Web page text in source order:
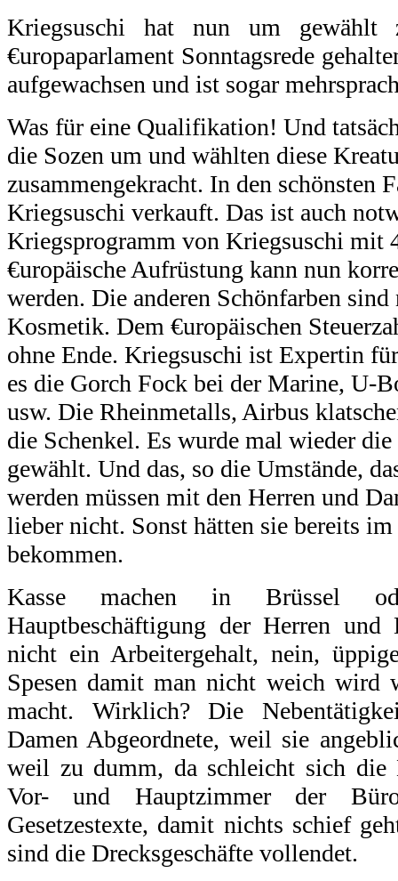
Kriegsuschi hat nun um gewählt
€uropaparlament Sonntagsrede
aufgewachsen und ist sogar
Was für eine Qualifikation! Und
die Sozen um und wählten diese
zusammengekracht. In den schönsten
Kriegsuschi verkauft. Das ist auch
Kriegsprogramm von Kriegsuschi mit
€uropäische Aufrüstung kann nun
werden. Die anderen Schönfarben
Kosmetik. Dem €uropäischen
ohne Ende. Kriegsuschi ist Expertin
es die Gorch Fock bei der Marine, U-
usw. Die Rheinmetalls, Airbus
die Schenkel. Es wurde mal wieder
gewählt. Und das, so die Umstände,
werden müssen mit den Herren und
lieber nicht. Sonst hätten sie bereits
bekommen.
Kasse machen in Brüssel
Hauptbeschäftigung der Herren und
nicht ein Arbeitergehalt, nein,
Spesen damit man nicht weich wird
macht. Wirklich? Die
Damen Abgeordnete, weil sie
weil zu dumm, da schleicht sich
Vor- und Hauptzimmer der
Gesetzestexte, damit nichts schief
sind die Drecksgeschäfte vollendet.